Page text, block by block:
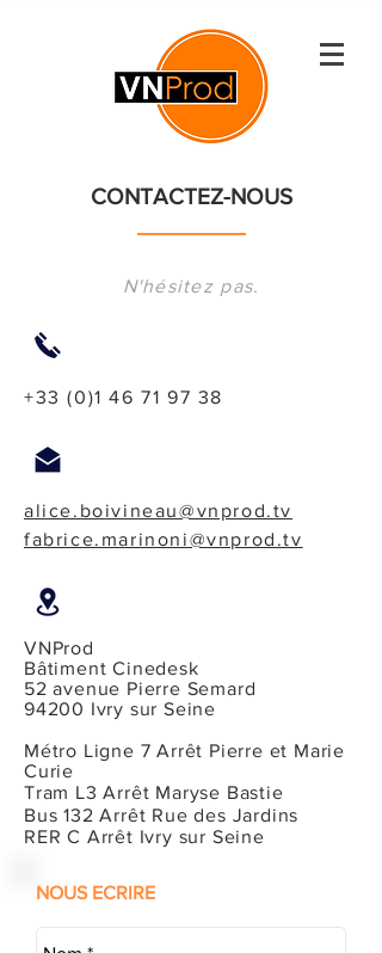
CONTACTEZ-NOUS
N'hésitez pas.
NOUS ECRIRE
VNProd
Bâtiment Cinedesk
52 avenue Pierre Semard
94200 Ivry sur Seine
Métro Ligne 7 Arrêt Pierre et Marie
Curie
Tram L3 Arrêt Maryse Bastie
Bus 132 Arrêt Rue des Jardins
RER C Arrêt Ivry sur Seine
alice.boivineau@vnprod.tv
fabrice.marinoni@vnprod.tv
+33 (0)1 46 71 97 38